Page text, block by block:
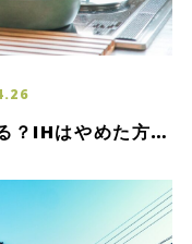
？IHはやめた方が